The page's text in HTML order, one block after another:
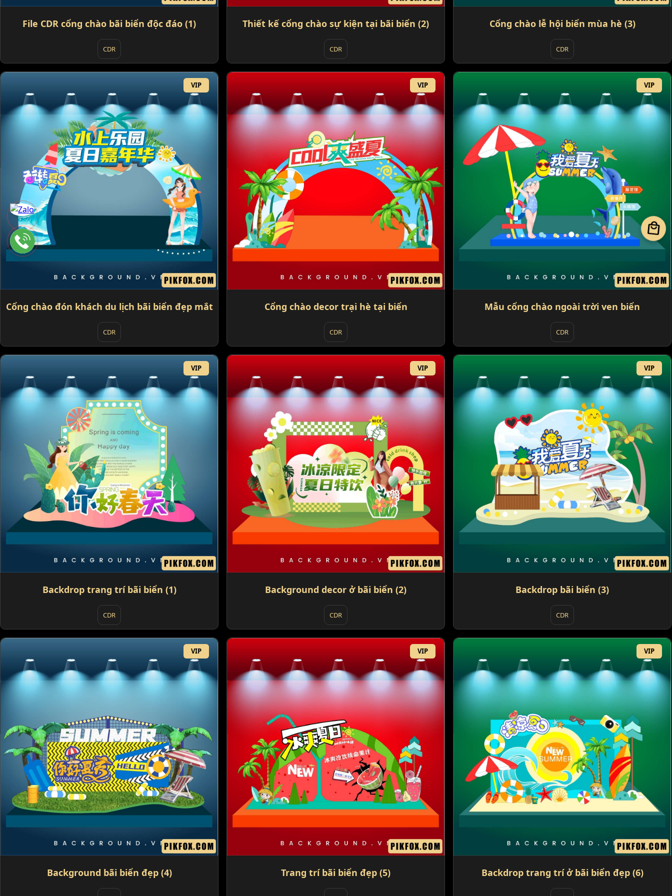
File CDR cổng chào bãi biển độc đáo (1)
CDR
Thiết kế cổng chào sự kiện tại bãi biển (2)
CDR
Cổng chào lễ hội biển mùa hè (3)
CDR
VIP
Cổng chào đón khách du lịch bãi biển đẹp mắt
CDR
VIP
Cổng chào decor trại hè tại biển
CDR
VIP
Mẫu cổng chào ngoài trời ven biển
CDR
VIP
Backdrop trang trí bãi biển (1)
CDR
VIP
Background decor ở bãi biển (2)
CDR
VIP
Backdrop bãi biển (3)
CDR
VIP
Background bãi biển đẹp (4)
VIP
Trang trí bãi biển đẹp (5)
VIP
Backdrop trang trí ở bãi biển đẹp (6)
local_mall